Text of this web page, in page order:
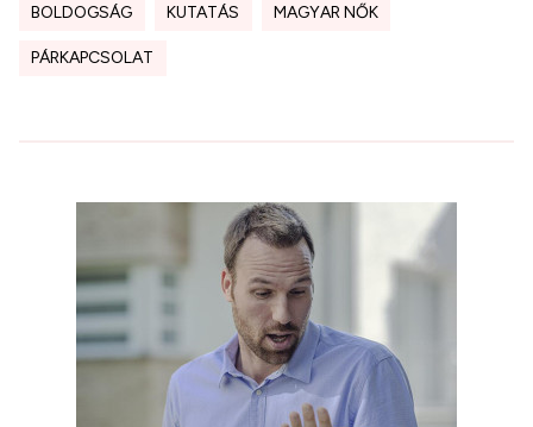
BOLDOGSÁG KUTATÁS MAGYAR NŐK
PÁRKAPCSOLAT